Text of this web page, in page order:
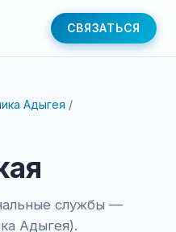
СВЯЗАТЬСЯ
Адыгея /
службы —
Адыгея).